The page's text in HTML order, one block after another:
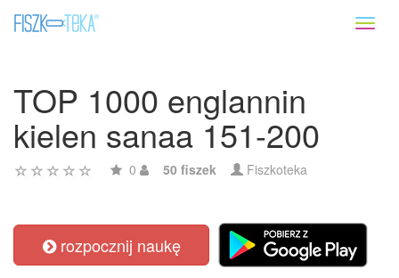
TOP 1000 englannin
kielen sanaa 151-200
0 50 fiszek Fiszkoteka
rozpocznij naukę